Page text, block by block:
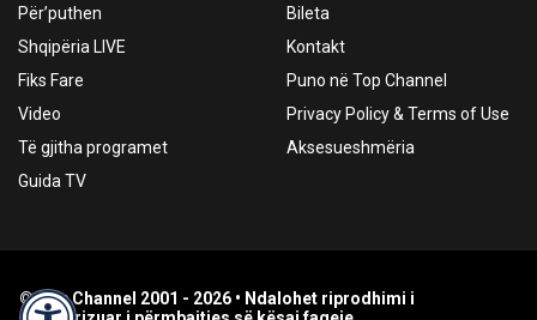
Për’puthen
Shqipëria LIVE
Fiks Fare
Video
Të gjitha programet
Guida TV
Bileta
Kontakt
Puno në Top Channel
Privacy Policy & Terms of Use
Aksesueshmëria
© Top Channel 2001 - 2026 • Ndalohet riprodhimi i